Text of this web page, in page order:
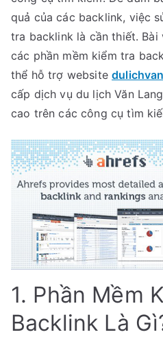
quả của các backlink, việc
tra backlink là cần thiết.
các phần mềm kiểm tra
thể hỗ trợ website
cấp dịch vụ du lịch Văn
cao trên các công cụ tìm
1. Phần Mềm
Backlink Là